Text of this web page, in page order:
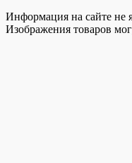
Информация на сайте не
Изображения товаров